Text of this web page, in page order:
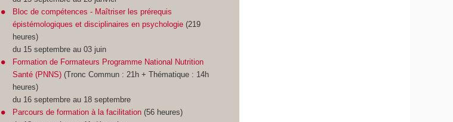
Bloc de compétences - Maîtriser les prérequis
épistémologiques et disciplinaires en psychologie (219
heures)
du 15 septembre au 03 juin
Formation de Formateurs Programme National Nutrition
Santé (PNNS) (Tronc Commun : 21h + Thématique : 14h
heures)
du 16 septembre au 18 septembre
Parcours de formation à la facilitation (56 heures)